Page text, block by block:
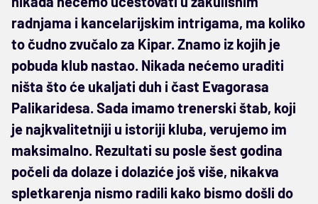
radnjama i kancelarijskim intrigama, ma koliko
to čudno zvučalo za Kipar. Znamo iz kojih je
pobuda klub nastao. Nikada nećemo uraditi
ništa što će ukaljati duh i čast Evagorasa
Palikaridesa. Sada imamo trenerski štab, koji
je najkvalitetniji u istoriji kluba, verujemo im
maksimalno. Rezultati su posle šest godina
počeli da dolaze i dolaziće još više, nikakva
spletkarenja nismo radili kako bismo došli do